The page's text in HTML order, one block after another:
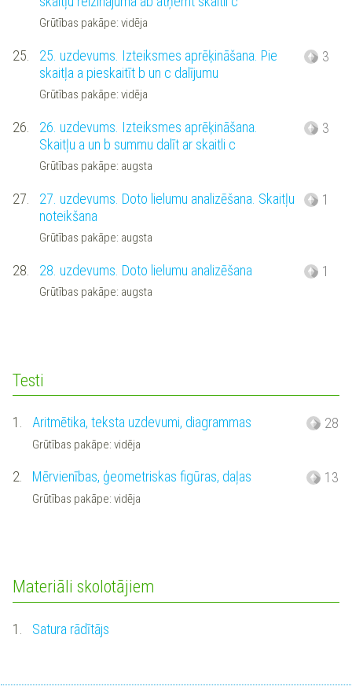
Grūtības pakāpe: vidēja
25.
25. uzdevums. Izteiksmes aprēķināšana. Pie
skaitļa a pieskaitīt b un c dalījumu
Grūtības pakāpe: vidēja
3
26.
26. uzdevums. Izteiksmes aprēķināšana.
Skaitļu a un b summu dalīt ar skaitli c
Grūtības pakāpe: augsta
3
27.
27. uzdevums. Doto lielumu analizēšana. Skaitļu
noteikšana
Grūtības pakāpe: augsta
1
28. 28. uzdevums. Doto lielumu analizēšana
Grūtības pakāpe: augsta
1
Testi
1. Aritmētika, teksta uzdevumi, diagrammas
Grūtības pakāpe: vidēja
28
2. Mērvienības, ģeometriskas figūras, daļas
Grūtības pakāpe: vidēja
13
Materiāli skolotājiem
1. Satura rādītājs